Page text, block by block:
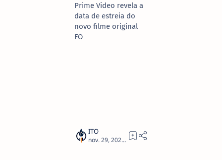
Prime Video revela a
data de estreia do
novo filme original
FO
1